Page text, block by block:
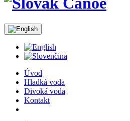
Úvod
Hladká voda
Divoká voda
Kontakt